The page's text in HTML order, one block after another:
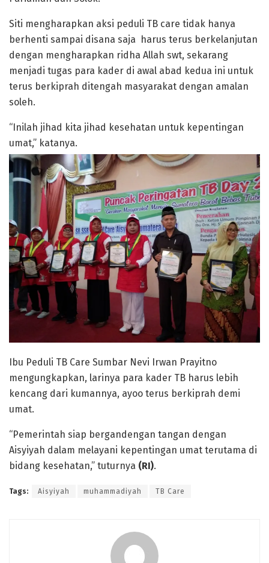
Siti mengharapkan aksi peduli TB care tidak hanya
berhenti sampai disana saja harus terus berkelanjutan
dengan mengharapkan ridha Allah swt, sekarang
menjadi tugas para kader di awal abad kedua ini untuk
terus berkiprah ditengah masyarakat dengan amalan
soleh.
“Inilah jihad kita jihad kesehatan untuk kepentingan
umat,” katanya.
Ibu Peduli TB Care Sumbar Nevi Irwan Prayitno
mengungkapkan, larinya para kader TB harus lebih
kencang dari kumannya, ayoo terus berkiprah demi
umat.
“Pemerintah siap bergandengan tangan dengan
Aisyiyah dalam melayani kepentingan umat terutama di
bidang kesehatan,” tuturnya (RI).
Tags: Aisyiyah muhammadiyah TB Care